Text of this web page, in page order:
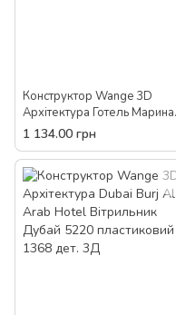
Конструктор Wange 3D
Архітектура Готель Марина
Бей Сандс Сінгапур 4217
Ванге дитячий 881 деталь
пластик 3Д блок
1 134.00 грн